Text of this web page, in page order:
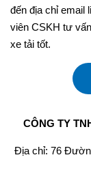
đến địa chỉ email
viên CSKH tư
xe tải tốt.
CÔNG TY
Địa chỉ: 76